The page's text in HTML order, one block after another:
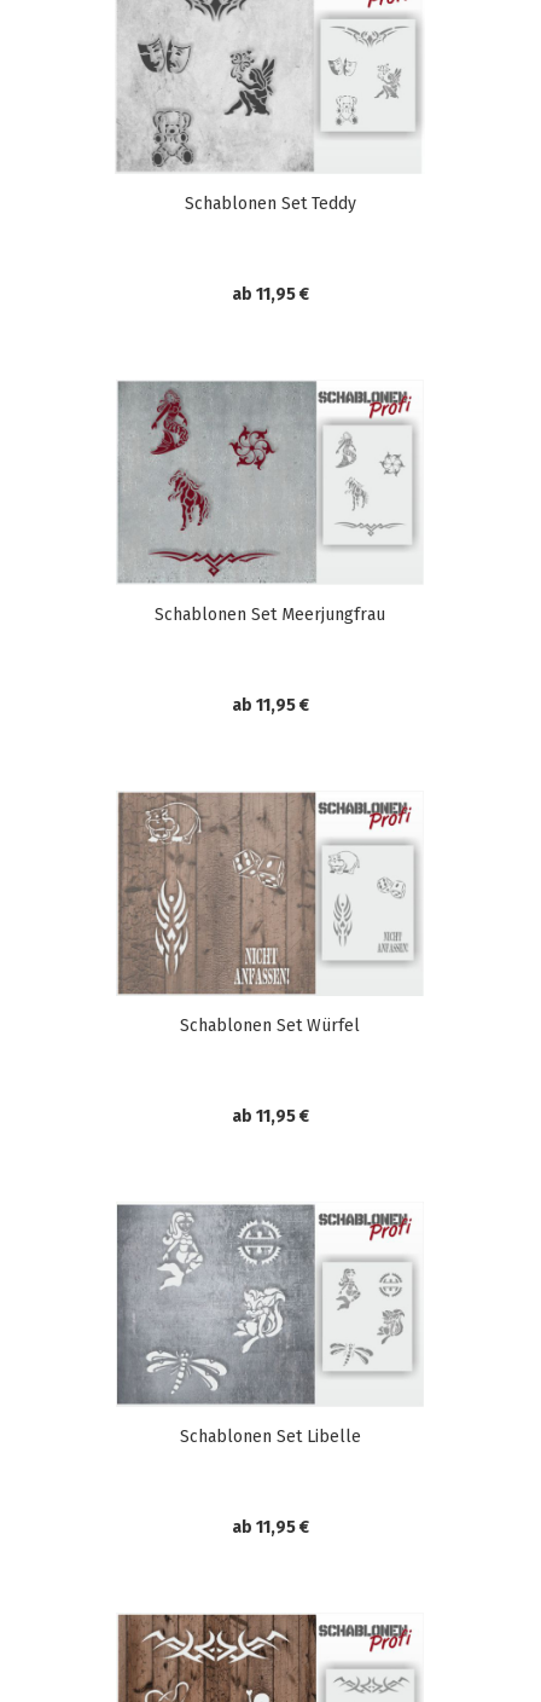
Schablonen Set Teddy
ab 11,95 €
Schablonen Set Meerjungfrau
ab 11,95 €
Schablonen Set Würfel
ab 11,95 €
Schablonen Set Libelle
ab 11,95 €